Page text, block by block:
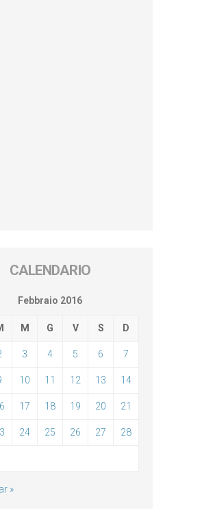
CALENDARIO
Febbraio 2016
M G V S D
3 4 5 6 7
10 11 12 13 14
17 18 19 20 21
24 25 26 27 28
»